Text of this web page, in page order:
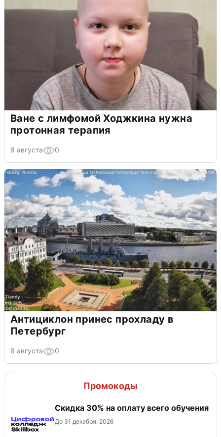
Ване с лимфомой Ходжкина нужна
протонная терапия
8 августа 0
Антициклон принес прохладу в
Петербург
8 августа 0
Промокоды
Скидка 30% на оплату всего обучения
До 31 декабря, 2026